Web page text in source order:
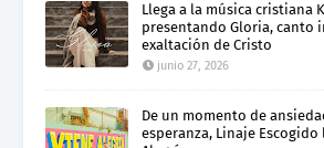
Llega a la música cristiana
presentando Gloria, canto
exaltación de Cristo
junio 27, 2026
De un momento de
esperanza, Linaje Escogido